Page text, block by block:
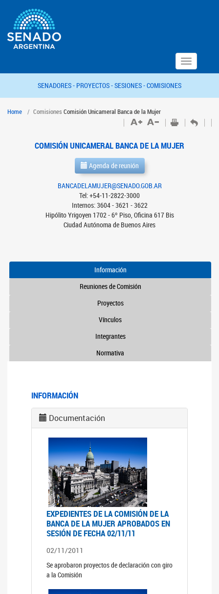
Toggle
navigation
SENADORES - PROYECTOS -SESIONES -COMISIONES
Home Comisiones Comisión Unicameral Banca de la Mujer
COMISIÓN UNICAMERAL BANCA DE LA MUJER
Agenda de reunión
BANCADELAMUJER@SENADO.GOB.AR
Tel: +54-11-2822-3000
Internos: 3604 - 3621 - 3622
Hipólito Yrigoyen 1702 - 6º Piso, Oficina 617 Bis
Ciudad Autónoma de Buenos Aires
Información
Reuniones de Comisión
Proyectos
Vínculos
Integrantes
Normativa
INFORMACIÓN
Documentación
EXPEDIENTES DE LA COMISIÓN DE LA
BANCA DE LA MUJER APROBADOS EN
SESIÓN DE FECHA 02/11/11
02/11/2011
Se aprobaron proyectos de declaración con giro
a la Comisión